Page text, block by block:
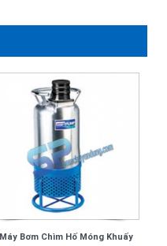
Máy Bơm Chìm Hố Móng Khuấy